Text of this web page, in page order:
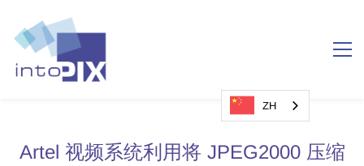
Artel 视频系统利用将 JPEG2000 压缩
ZH